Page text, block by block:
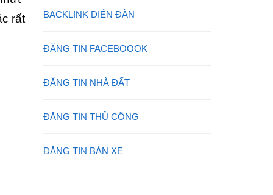
rất
BACKLINK DIỄN ĐÀN
ĐĂNG TIN FACEBOOOK
ĐĂNG TIN NHÀ ĐẤT
ĐĂNG TIN THỦ CÔNG
ĐĂNG TIN BÁN XE